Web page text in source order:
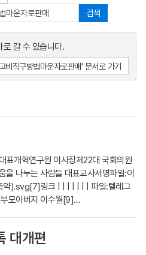
검색
갈 수 있습니다.
직구방법마운자로판매' 문서로 가기
개혁연구원 이사장제22대 국회의원
을 나누는 사람들 대표교사서명파일:이
약).svg[7]링크 | | | | | | | 파일:텔레그
모아버지 이수월[9]…
대개편